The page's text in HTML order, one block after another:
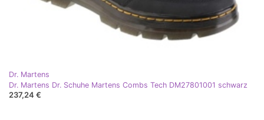
Dr. Martens
Dr. Martens Dr. Schuhe Martens Combs Tech DM27801001 schwarz
237,24 €